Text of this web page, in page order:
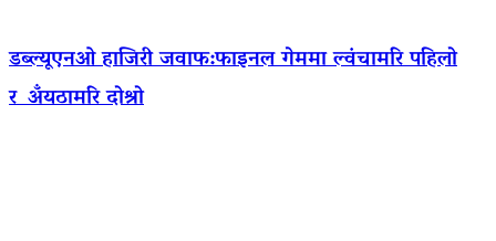
डब्ल्यूएनओ हाजिरी जवाफ:फाइनल गेममा ल्वंचामरि पहिलो
र अँयठामरि दोश्रो